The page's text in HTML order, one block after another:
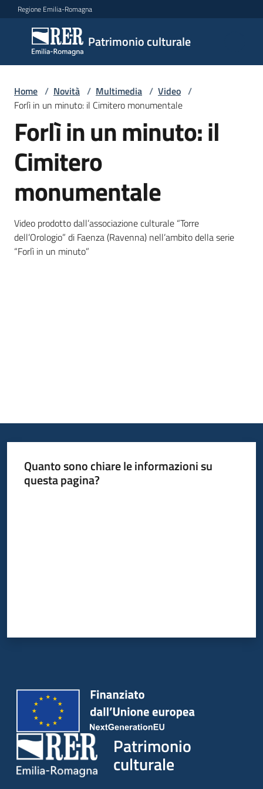
Vai al contenuto
Vai alla navigazione
Vai al footer
Regione Emilia-Romagna
Patrimonio culturale
Patrimonio
culturale
Argomenti
Novità
Servizi
Leggi
Atti
Bandi
Guglielmi
Seguici
Home / Novità / Multimedia / Video /
Forlì in un minuto: il Cimitero monumentale
Forlì in un minuto: il
Cimitero
monumentale
Video prodotto dall’associazione culturale “Torre
dell’Orologio” di Faenza (Ravenna) nell’ambito della serie
“Forlì in un minuto”
Quanto sono chiare le informazioni su
questa pagina?
Patrimonio
culturale